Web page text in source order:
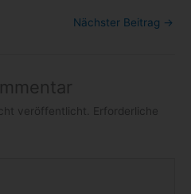
Nächster Beitrag →
veröffentlicht.
Erforderliche